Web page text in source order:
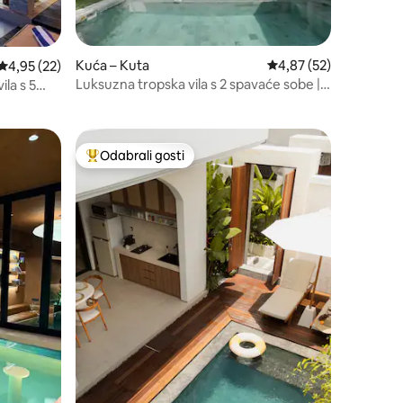
ocjena: 4,95/5, recenzija: 22
4,95 (22)
s 5
Kuća – Kuta Prosječna ocjena:
4,87 (52)
Luksuzna tropska vila s 2 spavaće sobe |
Među najviše rangiranima s oznakom „Odabrali gosti”
Odabrali gosti